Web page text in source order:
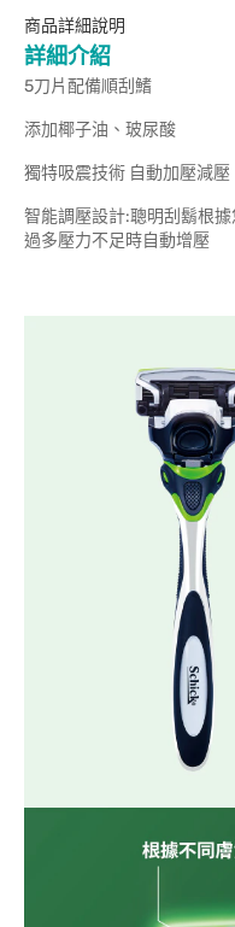
商品詳細說明
詳細介紹
5刀片配備順刮鰭
添加椰子油、玻尿酸
獨特吸震技術 自動加壓減壓
智能調壓設計:聰明刮鬍根
過多壓力不足時自動增壓